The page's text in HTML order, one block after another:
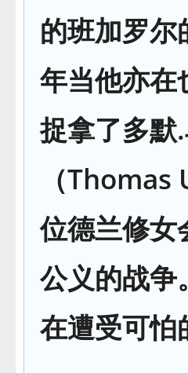
的班加罗
年当他亦在
捉拿了多默
（
位德兰修女
公义的战争
在遭受可怕